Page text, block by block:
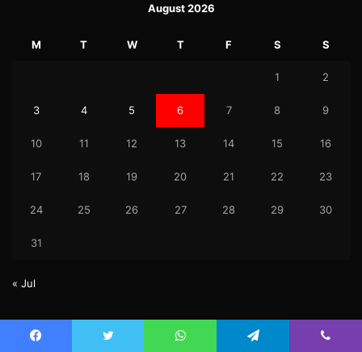
August 2026
M T W T F S S
1 2
3 4 5 6 7 8 9
10 11 12 13 14 15 16
17 18 19 20 21 22 23
24 25 26 27 28 29 30
31
« Jul